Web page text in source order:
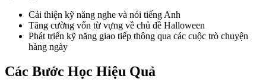
Cải thiện kỹ năng nghe và nói tiếng Anh
Tăng cường vốn từ vựng về chủ đề Halloween
Phát triển kỹ năng giao tiếp thông qua các cuộc trò chuyện
hàng ngày
Các Bước Học Hiệu Quả